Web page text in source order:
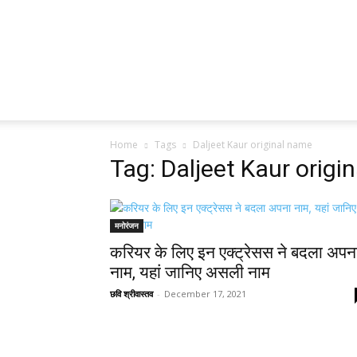
Home Tags Daljeet Kaur original name
Tag: Daljeet Kaur
मनोरंजन
करियर के लिए इन एक्ट्रेसस ने बदला
नाम, यहां जानिए असली नाम
छवि श्रीवास्तव - December 17, 2021